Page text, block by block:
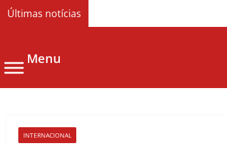
Últimas notícias
Menu
INTERNACIONAL